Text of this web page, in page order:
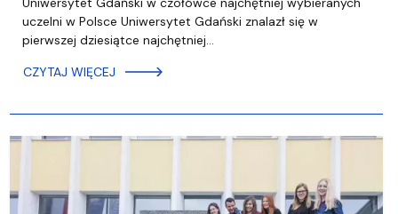
uczelni w Polsce Uniwersytet Gdański znalazł się w
pierwszej dziesiątce najchętniej…
CZYTAJ WIĘCEJ